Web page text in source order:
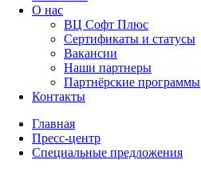
О нас
ВЦ Софт Плюс
Сертификаты и статусы
Вакансии
Наши партнеры
Партнёрские программы
Контакты
Главная
Пресс-центр
Специальные предложения